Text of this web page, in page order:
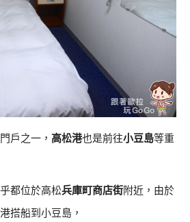
戶之一， 高松港也是前往小豆島等重
都位於高松兵庫町商店街附近，由於
搭船到小豆島，